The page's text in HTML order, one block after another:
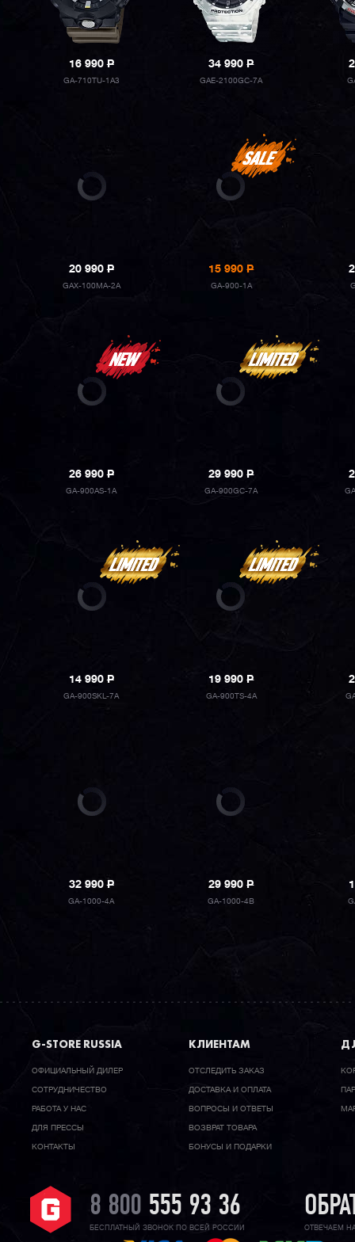
16 990P
GA-710TU-1A3
34 990P
GAE-2100GC-7A
20 990P
GAX-100MA-2A
15 990P
GA-900-1A
26 990P
GA-900AS-1A
29 990P
GA-900GC-7A
14 990P
GA-900SKL-7A
19 990P
GA-900TS-4A
32 990P
GA-1000-4A
29 990P
GA-1000-4B
G-STORE RUSSIA
ОФИЦИАЛЬНЫЙ ДИЛЕР
CОТРУДНИЧЕСТВО
РАБОТА У НАС
ДЛЯ ПРЕССЫ
КОНТАКТЫ
КЛИЕНТАМ
ОТСЛЕДИТЬ ЗАКАЗ
ДОСТАВКА И ОПЛАТА
ВОПРОСЫ И ОТВЕТЫ
ВОЗВРАТ ТОВАРА
БОНУСЫ И ПОДАРКИ
8 800 555 93 36
БЕСПЛАТНЫЙ ЗВОНОК ПО ВСЕЙ РОССИИ ОТВЕЧАЕМ